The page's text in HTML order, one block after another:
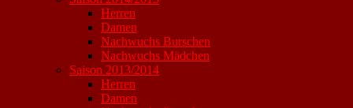
Herren
Damen
Nachwuchs Burschen
Nachwuchs Mädchen
Saison 2013/2014
Herren
Damen